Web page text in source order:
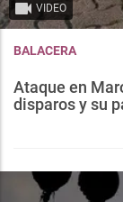
VIDEO
BALACERA
Ataque en
disparos y su